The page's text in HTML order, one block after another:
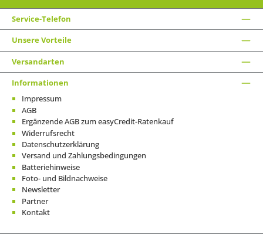
Service-Telefon
Unsere Vorteile
Versandarten
Informationen
Impressum
AGB
Ergänzende AGB zum easyCredit-Ratenkauf
Widerrufsrecht
Datenschutzerklärung
Versand und Zahlungsbedingungen
Batteriehinweise
Foto- und Bildnachweise
Newsletter
Partner
Kontakt